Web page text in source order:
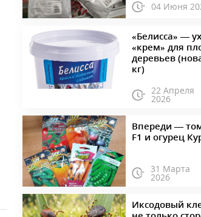
04 Июня
«Белисса» —
«крем» для
деревьев
кг)
22 Апреля
2026
Впереди —
F1 и огурец
31 Марта
2026
Иксодовый